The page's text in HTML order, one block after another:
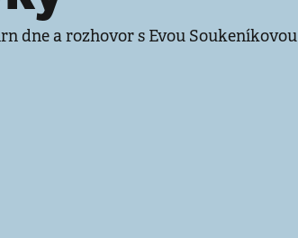
dne a rozhovor s Evou Soukeníkovou